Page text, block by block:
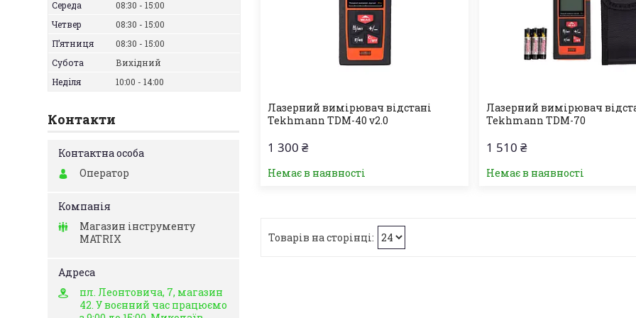
Лазерний вимірювач відстані
Tekhmann TDM-40 v2.0
1 300 ₴
Немає в наявності
Лазерний вимірювач
Tekhmann TDM-70
1 510 ₴
Немає в наявності
Середа 08:30
15:00
Четвер
08:30
15:00
Пʼятниця
08:30
15:00
Субота
Вихідний
Неділя
10:00 14:00
Контакти
Оператор
Магазин інструменту
MATRIX
пл. Леонтовича, 7, магазин
42. У воєнний час працюємо